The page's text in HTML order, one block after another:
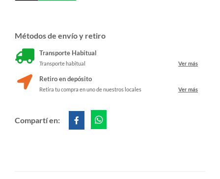
Métodos de envío y retiro
Transporte Habitual
Transporte habitual Ver más
Retiro en depósito
Retira tu compra en uno de nuestros locales Ver más
Compartí en: